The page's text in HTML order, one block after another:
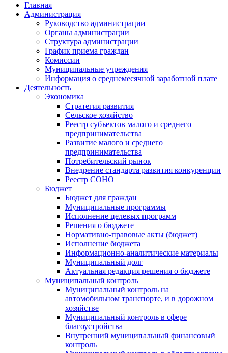
Главная
Администрация
Руководство администрации
Органы администрации
Структура администрации
График приема граждан
Комиссии
Муниципальные учреждения
Информация о среднемесячной заработной плате
Деятельность
Экономика
Стратегия развития
Сельское хозяйство
Реестр субъектов малого и среднего
предпринимательства
Развитие малого и среднего
предпринимательства
Потребительский рынок
Внедрение стандарта развития конкуренции
Реестр СОНО
Бюджет
Бюджет для граждан
Муниципальные программы
Исполнение целевых программ
Решения о бюджете
Нормативно-правовые акты (бюджет)
Исполнение бюджета
Информационно-аналитические материалы
Муниципальный долг
Актуальная редакция решения о бюджете
Муниципальный контроль
Муниципальный контроль на
автомобильном транспорте, и в дорожном
хозяйстве
Муниципальный контроль в сфере
благоустройства
Внутренний муниципальный финансовый
контроль